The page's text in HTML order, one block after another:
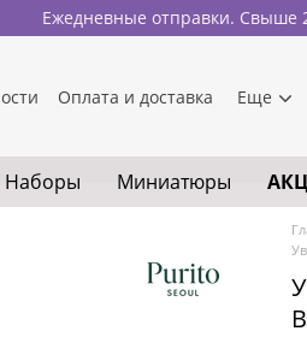
Ежедневные отправки. Свыше
Оплата и доставка Еще
Наборы Миниатюры